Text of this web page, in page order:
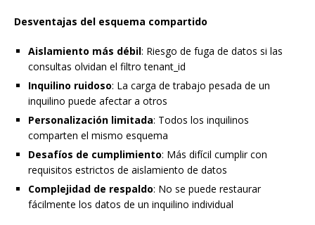
Desventajas del esquema compartido
Aislamiento más débil: Riesgo de fuga de datos si las
consultas olvidan el filtro tenant_id
Inquilino ruidoso: La carga de trabajo pesada de un
inquilino puede afectar a otros
Personalización limitada: Todos los inquilinos
comparten el mismo esquema
Desafíos de cumplimiento: Más difícil cumplir con
requisitos estrictos de aislamiento de datos
Complejidad de respaldo: No se puede restaurar
fácilmente los datos de un inquilino individual